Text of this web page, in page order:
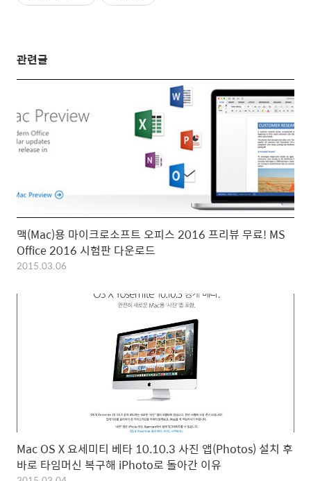
관련글
맥(Mac)용 마이크로소프트 오피스 2016 프리뷰 무료! MS
Office 2016 시험판 다운로드
2015.03.06
Mac OS X 요세미티 베타 10.10.3 사진 앱(Photos) 설치 후
바로 타임머신 복구해 iPhoto로 돌아간 이유